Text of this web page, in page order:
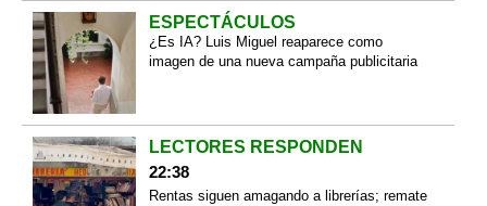
ESPECTÁCULOS
¿Es IA? Luis Miguel reaparece como
imagen de una nueva campaña publicitaria
LECTORES RESPONDEN
22:38
Rentas siguen amagando a librerías; remate